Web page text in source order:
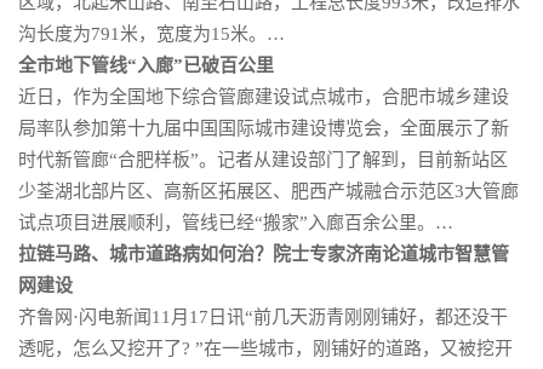
沟长度为791米，宽度为15米。…
全市地下管线“入廊”已破百公里
近日，作为全国地下综合管廊建设试点城市，合肥市城乡建设
局率队参加第十九届中国国际城市建设博览会，全面展示了新
时代新管廊“合肥样板”。记者从建设部门了解到，目前新站区
少荃湖北部片区、高新区拓展区、肥西产城融合示范区3大管廊
试点项目进展顺利，管线已经“搬家”入廊百余公里。…
拉链马路、城市道路病如何治？院士专家济南论道城市智慧管
网建设
齐鲁网·闪电新闻11月17日讯“前几天沥青刚刚铺好，都还没干
透呢，怎么又挖开了? ”在一些城市，刚铺好的道路，又被挖开